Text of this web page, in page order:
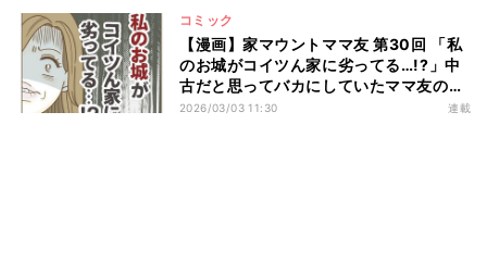
コミック
【漫画】家マウントママ友 第30回 「私
のお城がコイツん家に劣ってる…!?」中
古だと思ってバカにしていたママ友の家
がまさか…
2026/03/03 11:30 連載